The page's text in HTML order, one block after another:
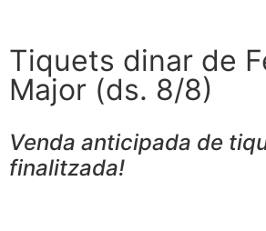
Tiquets dinar de
Major (ds. 8/8)
Venda anticipada de
finalitzada!